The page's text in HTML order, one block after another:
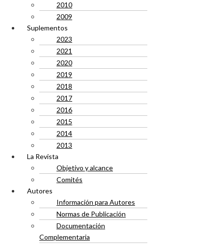
2010
2009
Suplementos
2023
2021
2020
2019
2018
2017
2016
2015
2014
2013
La Revista
Objetivo y alcance
Comités
Autores
Información para Autores
Normas de Publicación
Documentación
Complementaria